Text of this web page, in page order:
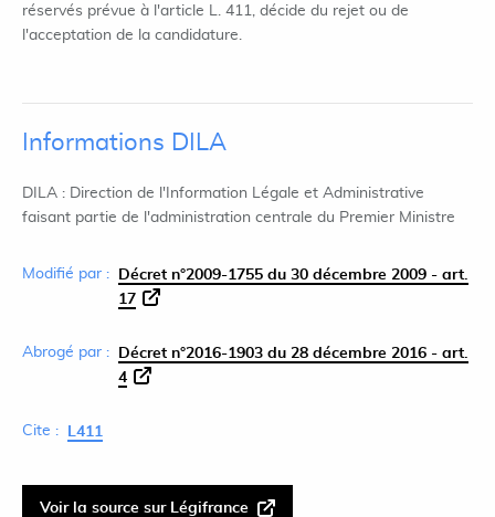
réservés prévue à l'article L. 411, décide du rejet ou de
l'acceptation de la candidature.
Informations DILA
DILA : Direction de l'Information Légale et Administrative
faisant partie de l'administration centrale du Premier Ministre
Modifié par :
Décret n°2009-1755 du 30 décembre 2009 - art.
17
Abrogé par :
Décret n°2016-1903 du 28 décembre 2016 - art.
4
Cite : L411
Voir la source sur Légifrance